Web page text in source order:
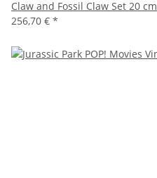
Claw and Fossil Claw Set 20 cm
256,70 € *